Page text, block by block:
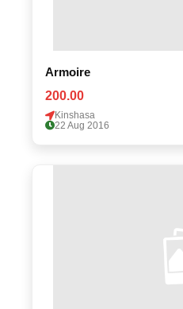
Armoire
200.00
Kinshasa
22 Aug 2016